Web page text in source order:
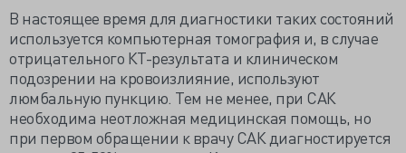
В настоящее время для диагностики таких состояний
используется компьютерная томография и, в случае
отрицательного КТ-результата и клиническом
подозрении на кровоизлияние, используют
люмбальную пункцию. Тем не менее, при САК
необходима неотложная медицинская помощь, но
при первом обращении к врачу САК диагностируется